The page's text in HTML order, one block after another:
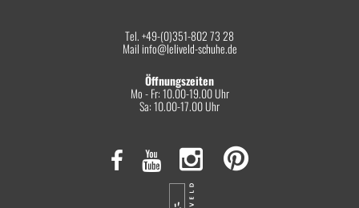
Tel. +49-(0)351-802 73 28
Mail info@leliveld-schuhe.de
Öffnungszeiten
Mo - Fr: 10.00-19.00 Uhr
Sa: 10.00-17.00 Uhr